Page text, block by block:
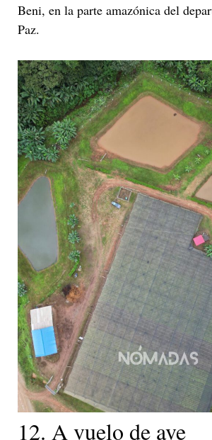
Beni, en la parte amazónica del
Paz.
12. A vuelo de ave